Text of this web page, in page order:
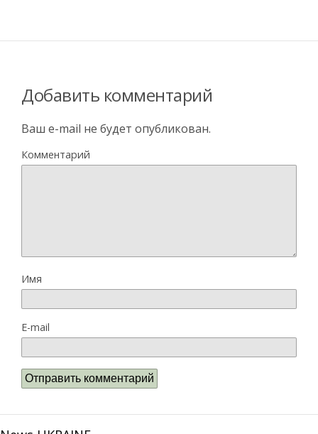
Добавить комментарий
Ваш e-mail не будет опубликован.
Комментарий
Имя
E-mail